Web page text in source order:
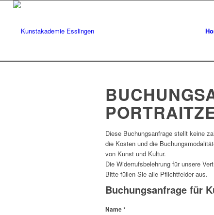
Diese Buchungsanfrage stellt keine
die Kosten und die
von Kunst und Kultur.
Die Widerrufsbelehrung für unsere
Bitte füllen Sie alle Pflichtfelder aus.
Buchungsanfrage für
Name*